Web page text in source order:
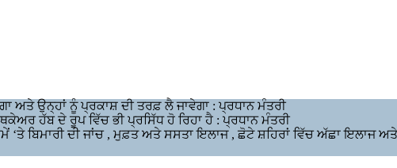
ਉਨ੍ਹਾਂ ਨੂੰ ਪ੍ਰਕਾਸ਼ ਦੀ ਤਰਫ਼ ਲੈ ਜਾਵੇਗਾ : ਪ੍ਰਧਾਨ ਮੰਤਰੀ
ਹੱਬ ਦੇ ਰੂਪ ਵਿੱਚ ਭੀ ਪ੍ਰਸਿੱਧ ਹੋ ਰਿਹਾ ਹੈ : ਪ੍ਰਧਾਨ ਮੰਤਰੀ
‘ਤੇ ਬਿਮਾਰੀ ਦੀ ਜਾਂਚ , ਮੁਫ਼ਤ ਅਤੇ ਸਸਤਾ ਇਲਾਜ , ਛੋਟੇ ਸ਼ਹਿਰਾਂ ਵਿੱਚ ਅੱਛਾ ਇਲਾਜ